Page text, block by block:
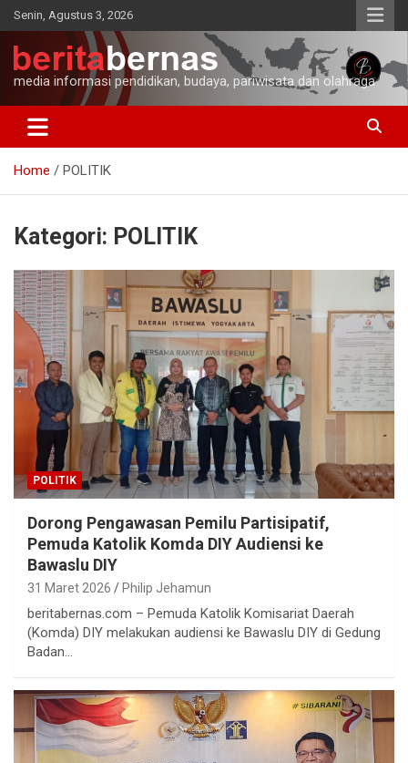
Skip
to
content
Senin, Agustus 3, 2026
media informasi pendidikan, budaya, pariwisata dan olahraga
Home POLITIK
Kategori: POLITIK
POLITIK
Dorong Pengawasan Pemilu Partisipatif,
Pemuda Katolik Komda DIY Audiensi ke
Bawaslu DIY
31 Maret 2026 Philip Jehamun
beritabernas.com – Pemuda Katolik Komisariat Daerah
(Komda) DIY melakukan audiensi ke Bawaslu DIY di Gedung
Badan…